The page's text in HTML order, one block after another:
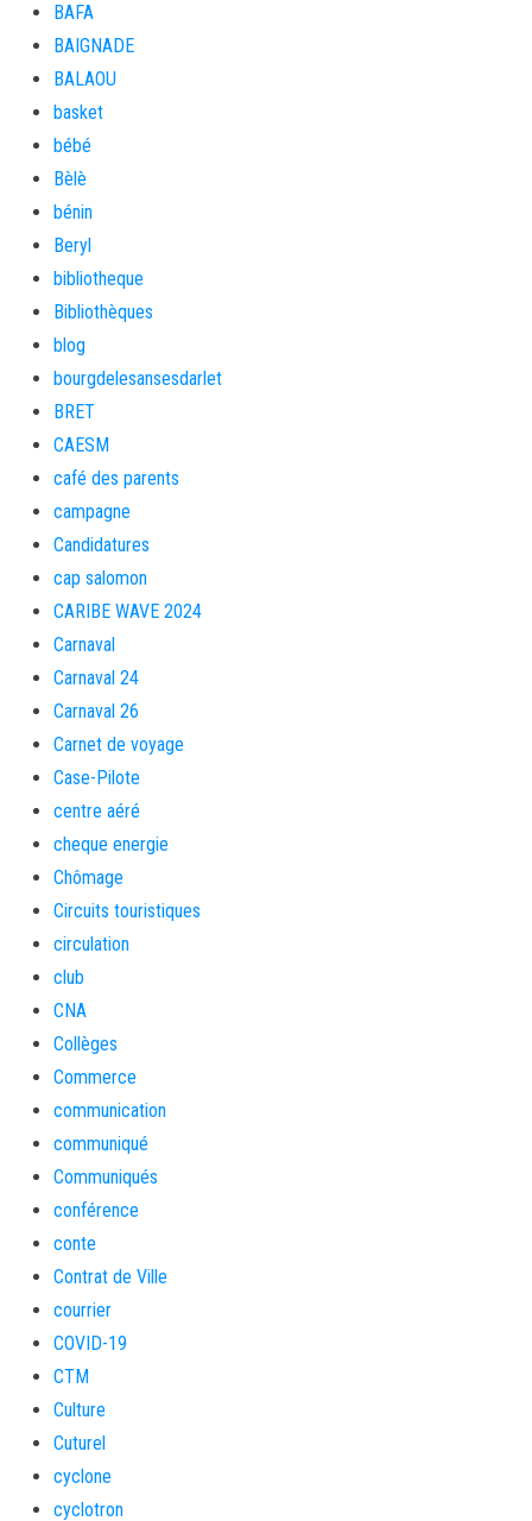
BAFA
BAIGNADE
BALAOU
basket
bébé
Bèlè
bénin
Beryl
bibliotheque
Bibliothèques
blog
bourgdelesansesdarlet
BRET
CAESM
café des parents
campagne
Candidatures
cap salomon
CARIBE WAVE 2024
Carnaval
Carnaval 24
Carnaval 26
Carnet de voyage
Case-Pilote
centre aéré
cheque energie
Chômage
Circuits touristiques
circulation
club
CNA
Collèges
Commerce
communication
communiqué
Communiqués
conférence
conte
Contrat de Ville
courrier
COVID-19
CTM
Culture
Cuturel
cyclone
cyclotron